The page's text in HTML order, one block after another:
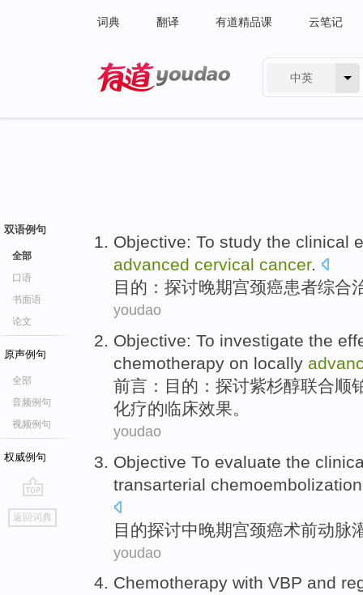
词典 翻译 有道精品课 云笔记
中英
双语例句
全部
口语
书面语
论文
原声例句
全部
音频例句
视频例句
权威例句
go
top
返回词典
Objective: To study the clinical
advanced cervical cancer.
目的 ： 探讨晚期宫颈癌患者综合
youdao
Objective: To investigate the
chemotherapy on locally
前言 ：目的： 探讨紫杉醇联合顺
化疗的临床效果。
youdao
Objective To evaluate the
transarterial chemoembolization
目的探讨中晚期宫颈癌术前动脉
youdao
Chemotherapy with VBP and